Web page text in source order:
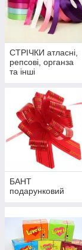
СТРІЧКИ атласні,
репсові, органза
та інші
БАНТ
подарунковий